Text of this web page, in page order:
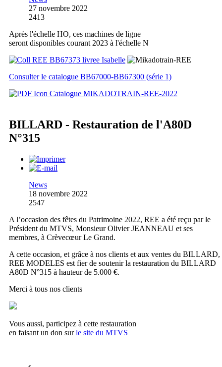
27 novembre 2022
2413
Après l'échelle HO, ces machines de ligne
seront disponibles courant 2023 à l'échelle N
Consulter le catalogue BB67000-BB67300 (série 1)
Catalogue MIKADOTRAIN-REE-2022
BILLARD - Restauration de l'A80D
N°315
News
18 novembre 2022
2547
A l’occasion des fêtes du Patrimoine 2022, REE a été reçu par le
Président du MTVS, Monsieur Olivier JEANNEAU et ses
membres, à Crèvecœur Le Grand.
A cette occasion, et grâce à nos clients et aux ventes du BILLARD,
REE MODELES est fier de soutenir la restauration du BILLARD
A80D N°315 à hauteur de 5.000 €.
Merci à tous nos clients
Vous aussi, participez à cette restauration
en faisant un don surle site du MTVS